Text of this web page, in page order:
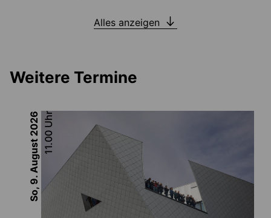
Alles anzeigen
Weitere Termine
So, 9. August
2026
11.00
Uhr